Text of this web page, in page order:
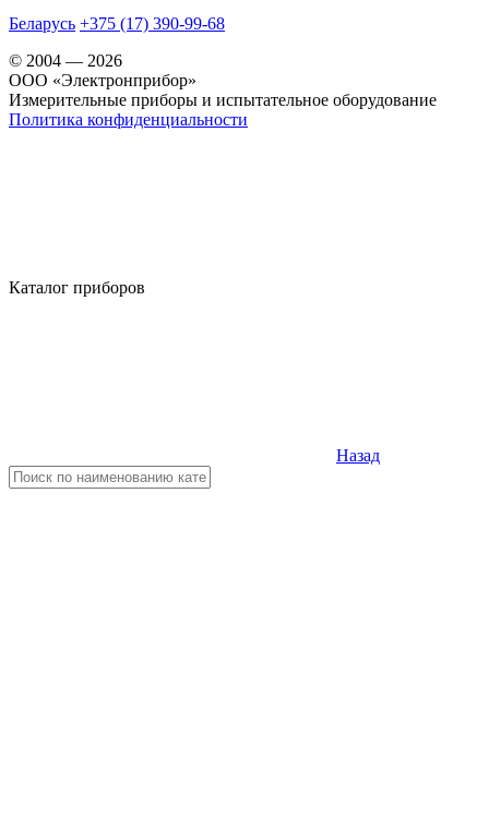
Беларусь +375 (17) 390-99-68
© 2004 — 2026
OOO «Электронприбор»
Измерительные приборы и испытательное оборудование
Политика конфиденциальности
Каталог приборов
Назад